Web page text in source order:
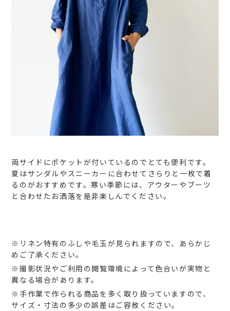
両サイドにポケットが付いているのでとても便利です。
夏はサンダルやスニーカーに合わせてさらりと一枚で着
るのがおすすめです。寒い季節には、アウターやブーツ
と合わせたお洒落を是非楽しんでください。
※リネン特有のふしや毛玉が見られますので、あらかじ
めご了承ください。
※撮影状況やご利用の閲覧環境によって色合いが実物と
異なる場合があります。
※手作業で作られる商品を多く取り扱っていますので、
サイズ・寸法の多少の誤差はご容赦ください。